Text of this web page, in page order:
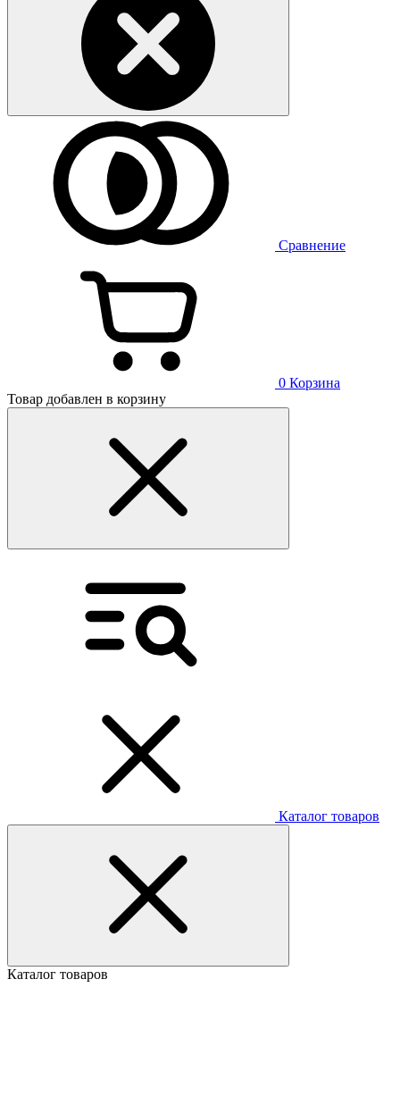
Сравнение
0 Корзина
Товар добавлен в корзину
Каталог товаров
Каталог товаров